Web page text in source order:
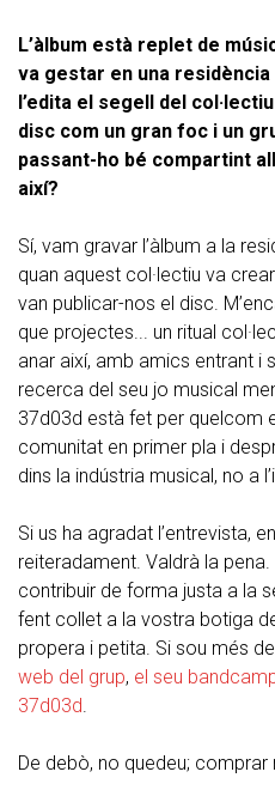
L’àlbum està replet de
va gestar en una
l’edita el segell del
disc com un gran foc i un
passant-ho bé compartint
així?
Sí, vam gravar l’àlbum a la
quan aquest col·lectiu va
van publicar-nos el disc.
que projectes... un ritual
anar així, amb amics entrant i
recerca del seu jo musical
37d03d està fet per quelcom
comunitat en primer pla i
dins la indústria musical, no a
Si us ha agradat l’entrevista,
reiteradament. Valdrà la
contribuir de forma justa a la
fent collet a la vostra botiga
propera i petita. Si sou més
web del grup, el seu
37d03d
De debò, no quedeu; comprar